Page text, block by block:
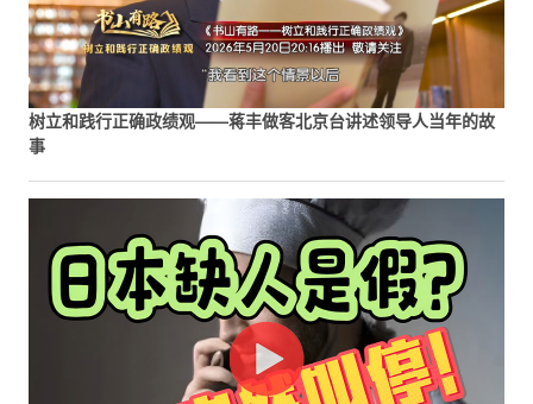
树立和践行正确政绩观——蒋丰做客北京台讲述领导人当年的故
事